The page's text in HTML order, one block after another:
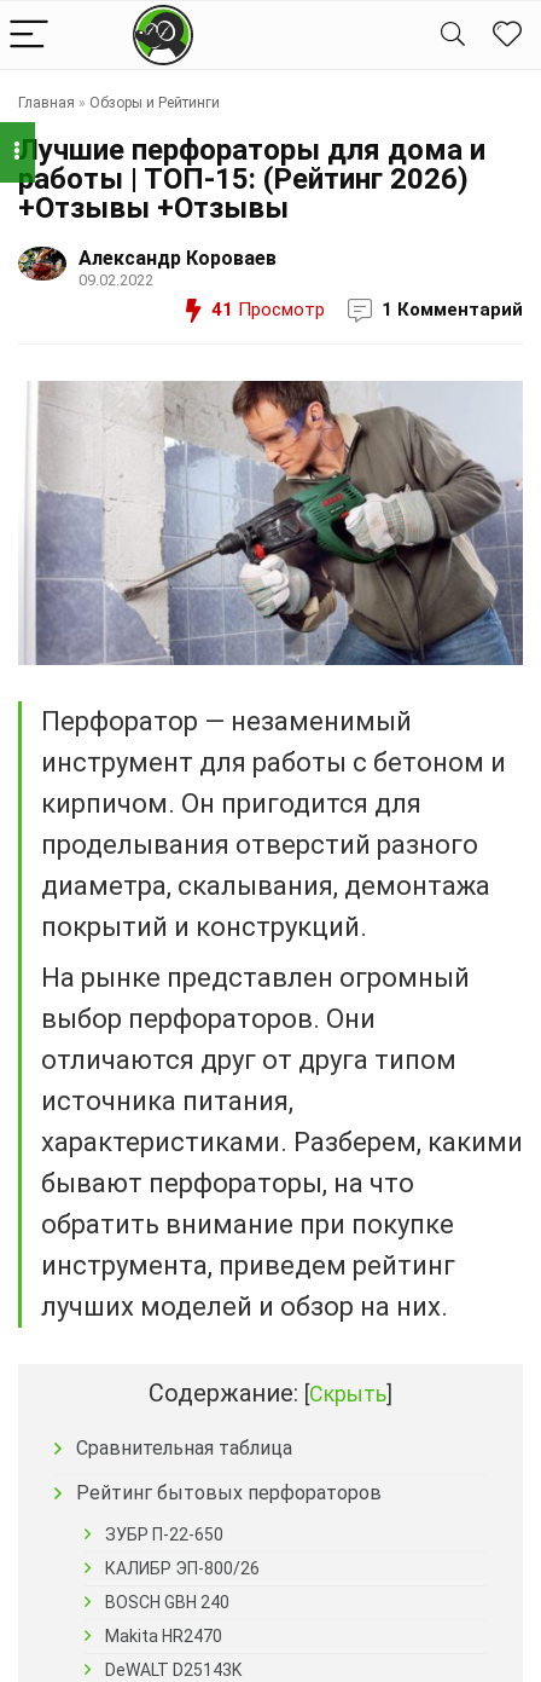
Главная » Обзоры и Рейтинги
Лучшие перфораторы для дома и
работы | ТОП-15: (Рейтинг 2026)
+Отзывы +Отзывы
Александр Короваев
09.02.2022
41 Просмотр 1 Комментарий
Перфоратор — незаменимый
инструмент для работы с бетоном и
кирпичом. Он пригодится для
проделывания отверстий разного
диаметра, скалывания, демонтажа
покрытий и конструкций.
На рынке представлен огромный
выбор перфораторов. Они
отличаются друг от друга типом
источника питания,
характеристиками. Разберем, какими
бывают перфораторы, на что
обратить внимание при покупке
инструмента, приведем рейтинг
лучших моделей и обзор на них.
Содержание: [Скрыть]
Сравнительная таблица
Рейтинг бытовых перфораторов
ЗУБР П-22-650
КАЛИБР ЭП-800/26
BOSCH GBH 240
Makita HR2470
DeWALT D25143K